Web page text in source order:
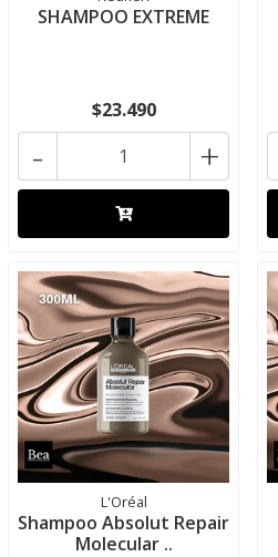
SHAMPOO EXTREME
$23.490
+
-
L'Oréal
Shampoo Absolut Repair
Molecular ..